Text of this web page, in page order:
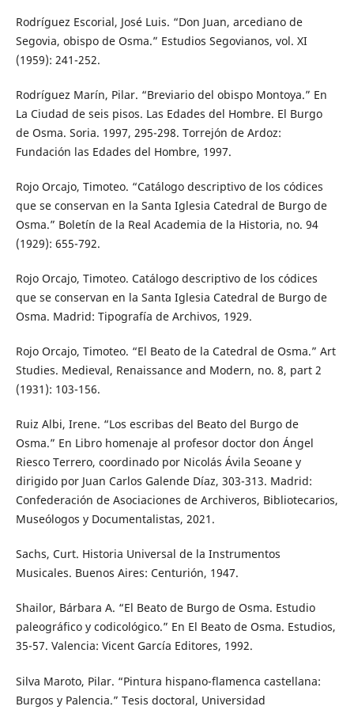
Rodríguez Escorial, José Luis. “Don Juan, arcediano de
Segovia, obispo de Osma.” Estudios Segovianos, vol. XI
(1959): 241-252.
Rodríguez Marín, Pilar. “Breviario del obispo Montoya.” En
La Ciudad de seis pisos. Las Edades del Hombre. El Burgo
de Osma. Soria. 1997, 295-298. Torrejón de Ardoz:
Fundación las Edades del Hombre, 1997.
Rojo Orcajo, Timoteo. “Catálogo descriptivo de los códices
que se conservan en la Santa Iglesia Catedral de Burgo de
Osma.” Boletín de la Real Academia de la Historia, no. 94
(1929): 655-792.
Rojo Orcajo, Timoteo. Catálogo descriptivo de los códices
que se conservan en la Santa Iglesia Catedral de Burgo de
Osma. Madrid: Tipografía de Archivos, 1929.
Rojo Orcajo, Timoteo. “El Beato de la Catedral de Osma.” Art
Studies. Medieval, Renaissance and Modern, no. 8, part 2
(1931): 103-156.
Ruiz Albi, Irene. “Los escribas del Beato del Burgo de
Osma.” En Libro homenaje al profesor doctor don Ángel
Riesco Terrero, coordinado por Nicolás Ávila Seoane y
dirigido por Juan Carlos Galende Díaz, 303-313. Madrid:
Confederación de Asociaciones de Archiveros, Bibliotecarios,
Museólogos y Documentalistas, 2021.
Sachs, Curt. Historia Universal de la Instrumentos
Musicales. Buenos Aires: Centurión, 1947.
Shailor, Bárbara A. “El Beato de Burgo de Osma. Estudio
paleográfico y codicológico.” En El Beato de Osma. Estudios,
35-57. Valencia: Vicent García Editores, 1992.
Silva Maroto, Pilar. “Pintura hispano-flamenca castellana:
Burgos y Palencia.” Tesis doctoral, Universidad